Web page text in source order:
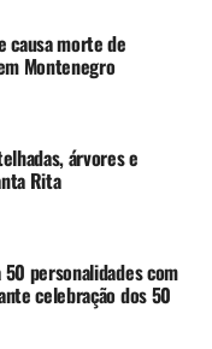
causa morte de
Montenegro
árvores e
Rita
personalidades com
celebração dos 50